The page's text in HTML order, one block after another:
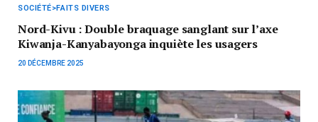
SOCIÉTÉ>FAITS DIVERS
Nord-Kivu : Double braquage sanglant sur l’axe
Kiwanja-Kanyabayonga inquiète les usagers
20 DÉCEMBRE 2025